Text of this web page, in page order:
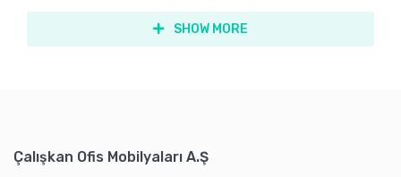
SHOW MORE
Çalışkan Ofis Mobilyaları A.Ş